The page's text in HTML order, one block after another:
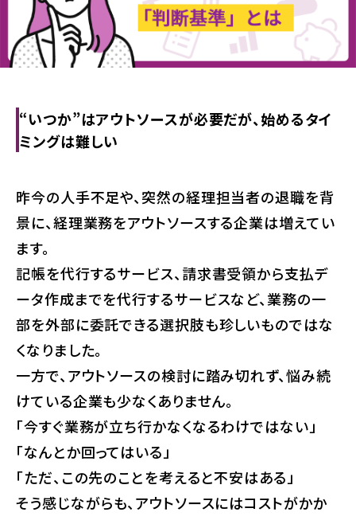
“いつか”はアウトソースが必要だが、始めるタイ
ミングは難しい
昨今の人手不足や、突然の経理担当者の退職を背
景に、経理業務をアウトソースする企業は増えてい
ます。
記帳を代行するサービス、請求書受領から支払デ
ータ作成までを代行するサービスなど、業務の一
部を外部に委託できる選択肢も珍しいものではな
くなりました。
一方で、アウトソースの検討に踏み切れず、悩み続
けている企業も少なくありません。
「今すぐ業務が立ち行かなくなるわけではない」
「なんとか回ってはいる」
「ただ、この先のことを考えると不安はある」
そう感じながらも、アウトソースにはコストがかか